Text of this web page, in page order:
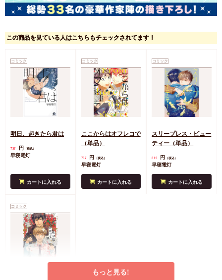
この商品を見ている人はこちらもチェックされてます！
コミック
明日、起きたら君は
737 円 （税込）
早寝電灯
カートに入れる
コミック
ここからはオフレコで
（単品）
737 円 （税込）
早寝電灯
カートに入れる
コミック
スリープレス・ビュー
ティー（単品）
819 円 （税込）
早寝電灯
カートに入れる
コミック
もっと見る!